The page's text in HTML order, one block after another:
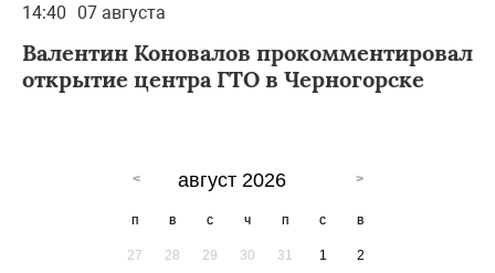
14:40 07 августа
Валентин Коновалов прокомментировал
открытие центра ГТО в Черногорске
август 2026
п в с ч п с в
27 28 29 30 31 1 2